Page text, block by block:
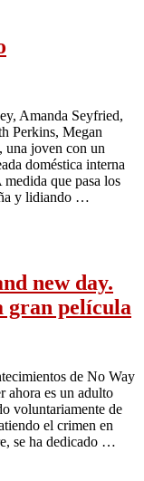
Amanda Seyfried,
Perkins, Megan
joven con un
doméstica interna
que pasa los
y lidiando …
new day.
gran película
de No Way
ahora es un adulto
voluntariamente de
el crimen en
se ha dedicado …